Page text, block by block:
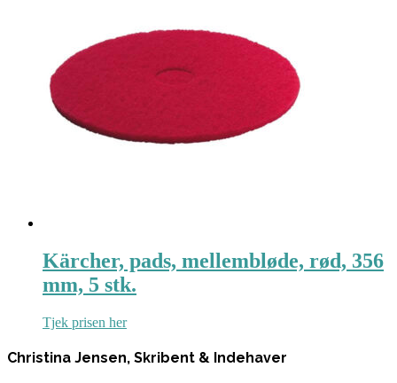
Kärcher, pads, mellembløde, rød, 356
mm, 5 stk.
Tjek prisen her
Christina Jensen, Skribent & Indehaver